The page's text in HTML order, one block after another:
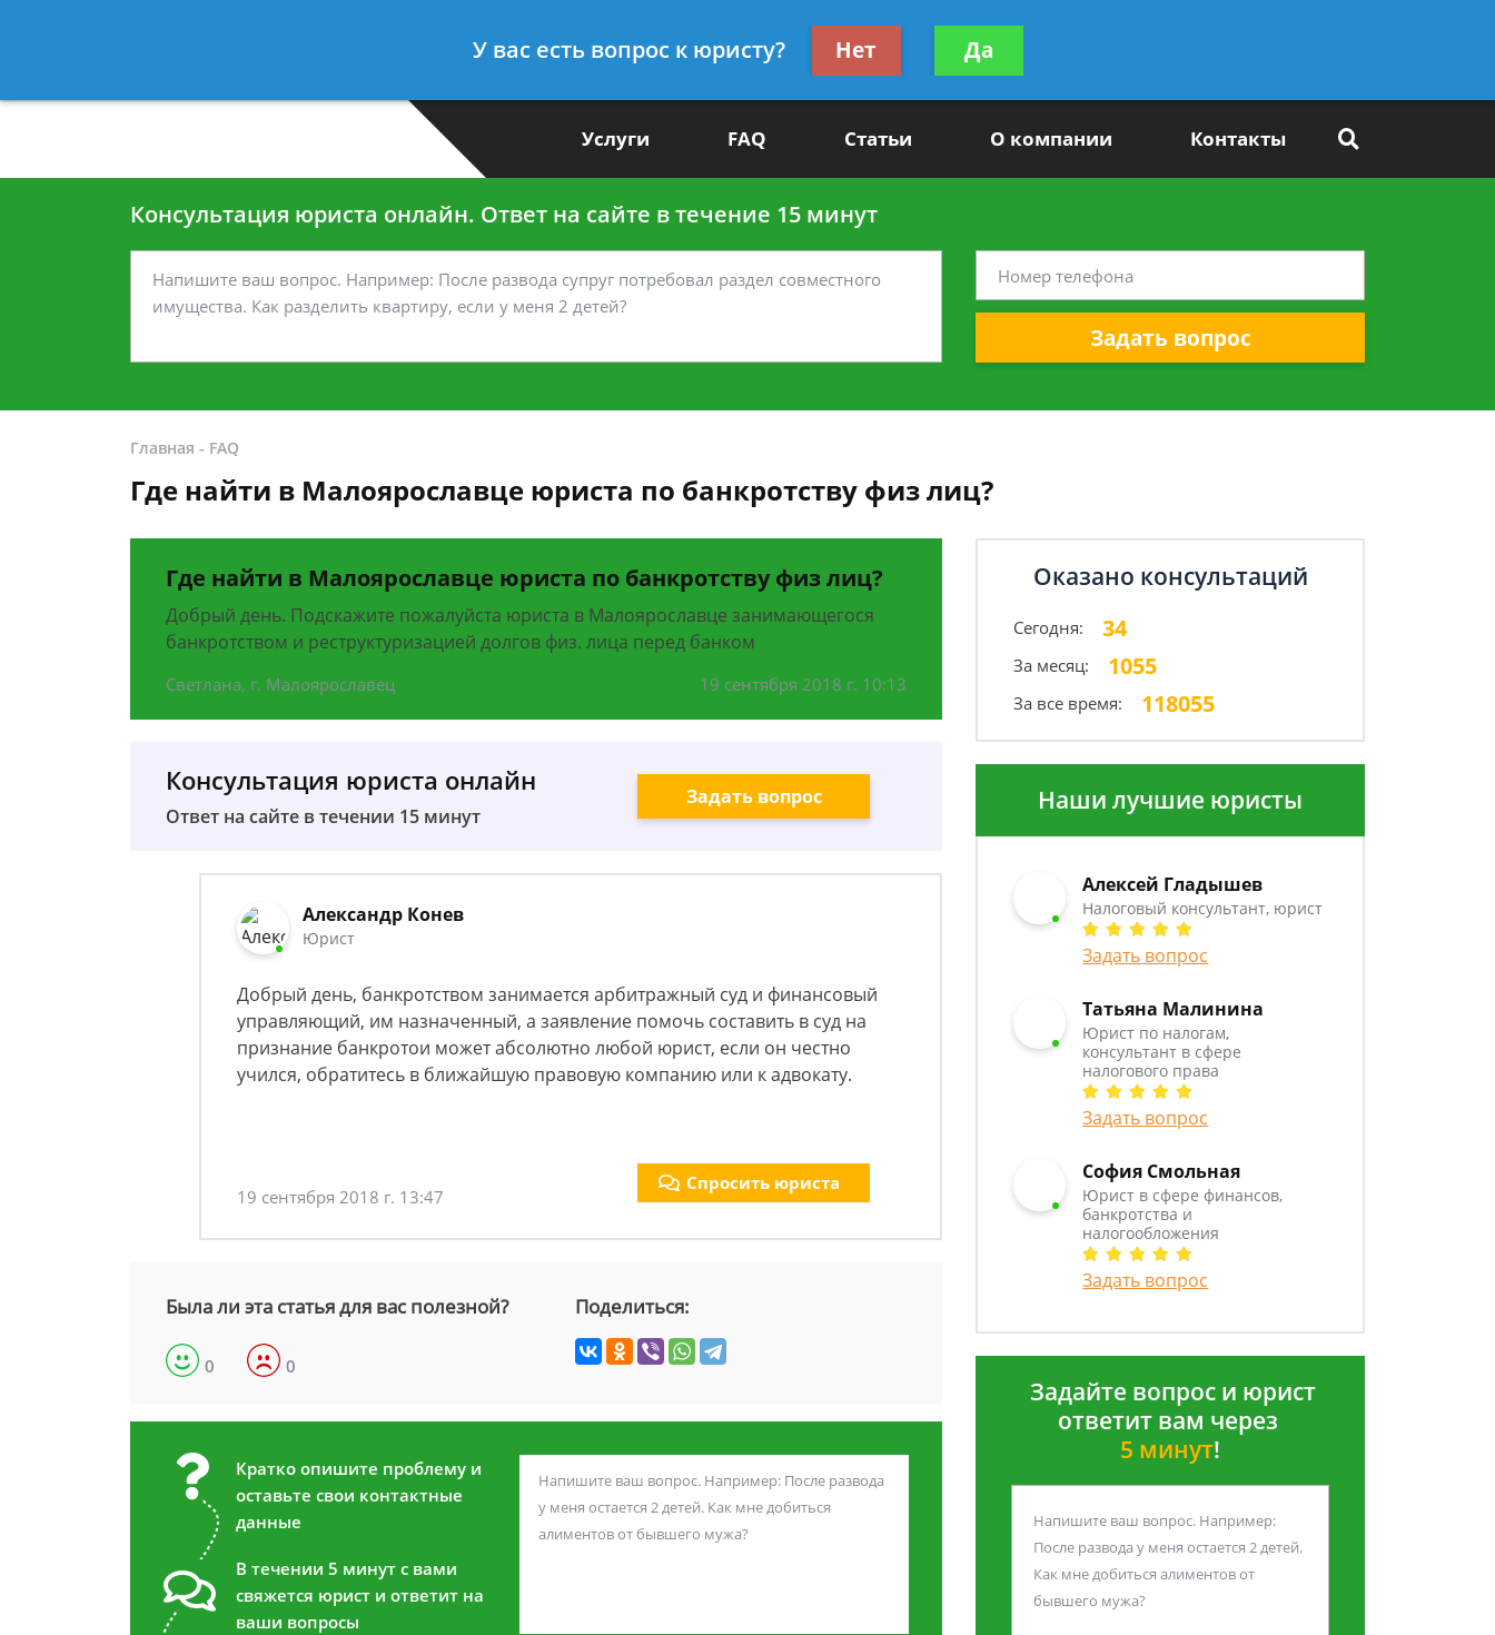
7 812-467-35-90
Получите консультацию
бесплатно
Услуги FAQ Статьи О компании Контакты
Консультация юриста онлайн. Ответ на сайте в течение 15 минут
Задать вопрос
Главная - FAQ
Где найти в Малоярославце юриста по банкротству физ лиц?
Где найти в Малоярославце юриста по банкротству физ лиц?
Добрый день. Подскажите пожалуйста юриста в Малоярославце занимающегося
банкротством и реструктуризацией долгов физ. лица перед банком
Светлана, г. Малоярославец 19 сентября 2018 г. 10:13
Консультация юриста онлайн
Ответ на сайте в течении 15 минут
Задать вопрос
Александр Конев
Юрист
Добрый день, банкротством занимается арбитражный суд и финансовый
управляющий, им назначенный, а заявление помочь составить в суд на
признание банкротои может абсолютно любой юрист, если он честно
учился, обратитесь в ближайшую правовую компанию или к адвокату.
19 сентября 2018 г. 13:47
Спросить юриста
Была ли эта статья для вас полезной?
0 0
Поделиться:
Кратко опишите проблему и
оставьте свои контактные
данные
В течении 5 минут с вами
свяжется юрист и ответит на
ваши вопросы
Оказано консультаций
Сегодня: 34
За месяц: 1055
За все время: 118055
Наши лучшие юристы
Алексей Гладышев
Налоговый консультант, юрист
Задать вопрос
Татьяна Малинина
Юрист по налогам,
консультант в сфере
налогового права
Задать вопрос
София Смольная
Юрист в сфере финансов,
банкротства и
налогообложения
Задать вопрос
Задайте вопрос и юрист
ответит вам через
5 минут!
У вас есть вопрос к юристу? Нет Да